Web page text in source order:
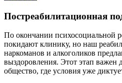
Постреабилитационная
По окончании психосоциальной
покидают клинику, но наш
наркоманов и алкоголиков
выздоровления. Этот этап важен
общество, где условия уже